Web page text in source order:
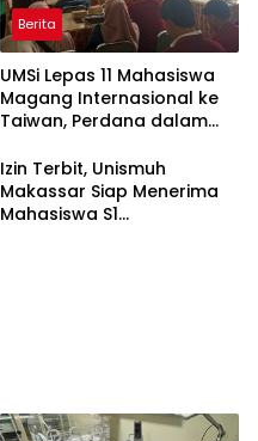
Berita
UMSi Lepas 11 Mahasiswa
Magang Internasional ke
Taiwan, Perdana dalam
Izin Terbit, Unismuh
Makassar Siap Menerima
Mahasiswa S1